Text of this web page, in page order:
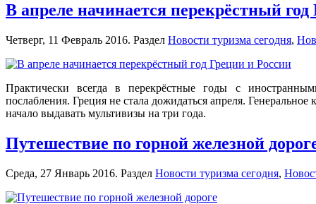
В апреле начинается перекрёстный
Четверг, 11 Февраль 2016. Раздел Новости туризма сегодня,
Практически всегда в перекрёстные годы с
послабления. Греция не стала дожидаться апреля.
начало выдавать мультивизы на три года.
Путешествие по горной железной
Среда, 27 Январь 2016. Раздел Новости туризма сегодня,